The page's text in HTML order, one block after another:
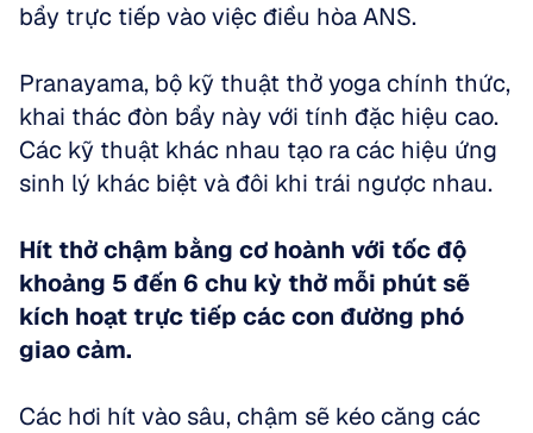
bẩy trực tiếp vào việc điều hòa ANS.
Pranayama, bộ kỹ thuật thở yoga chính thức,
khai thác đòn bẩy này với tính đặc hiệu cao.
Các kỹ thuật khác nhau tạo ra các hiệu ứng
sinh lý khác biệt và đôi khi trái ngược nhau.
Hít thở chậm bằng cơ hoành với tốc độ
khoảng 5 đến 6 chu kỳ thở mỗi phút sẽ
kích hoạt trực tiếp các con đường phó
giao cảm.
Các hơi hít vào sâu, chậm sẽ kéo căng các